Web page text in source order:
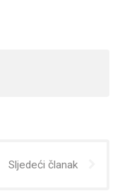
Sljedeći članak